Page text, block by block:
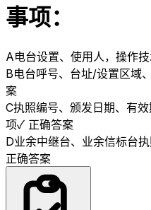
事项：
A电台设置、使用人，操作
B电台呼号、台址/设置区域
案
C执照编号、颁发日期、有
项✓ 正确答案
D业余中继台、业余信标台
正确答案